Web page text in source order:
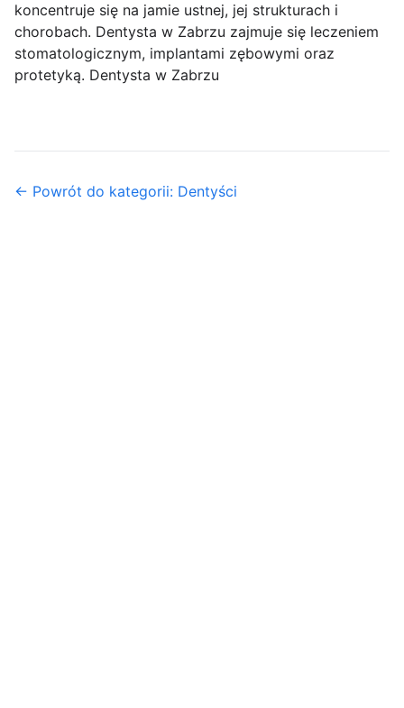
koncentruje się na jamie ustnej, jej strukturach i
chorobach. Dentysta w Zabrzu zajmuje się leczeniem
stomatologicznym, implantami zębowymi oraz
protetyką. Dentysta w Zabrzu
← Powrót do kategorii: Dentyści